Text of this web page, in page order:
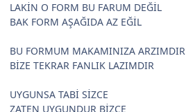
LAKİN O FORM BU FARUM DEĞİL
BAK FORM AŞAĞIDA AZ EĞİL
BU FORMUM MAKAMINIZA ARZIMDIR
BİZE TEKRAR FANLIK LAZIMDIR
UYGUNSA TABİ SİZCE
ZATEN UYGUNDUR BİZCE